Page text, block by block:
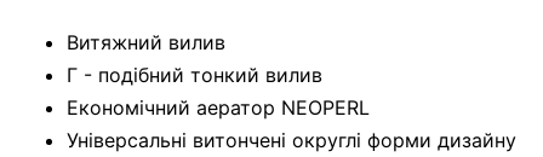
Витяжний вилив
Г - подібний тонкий вилив
Економічний аератор NEOPERL
Універсальні витончені округлі форми дизайну